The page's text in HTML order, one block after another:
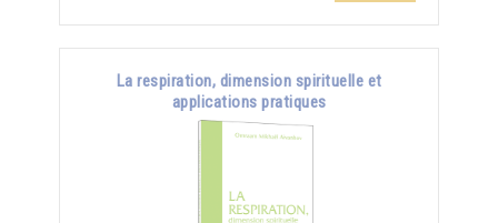
La respiration, dimension spirituelle et
applications pratiques